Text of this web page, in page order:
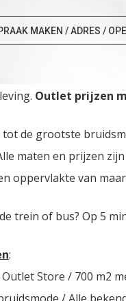
MAKEN / ADRES /
Outlet prijzen
de grootste
maten en prijzen
oppervlakte van
trein of bus? Op 5
:
Store / 700 m2